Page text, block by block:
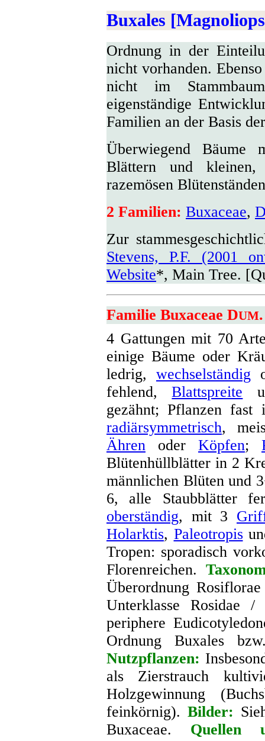
Buxales
Ordnung in der
nicht vorhanden.
nicht im
eigenständige
Familien an der Basis
Überwiegend Bäume
Blättern und
razemösen
2 Familien: Buxaceae,
Zur
Stevens, P.F. (2001
Website*, Main Tree.
Familie Buxaceae DUM
4 Gattungen mit 70
einige Bäume oder
ledrig, wechselständig
fehlend,Blattspreite
gezähnt; Pflanzen
radiärsymmetrisch,
Ähren oder Köpfen;
Blütenhüllblätter in 2
männlichen Blüten und
6, alle Staubblätter
oberständig, mit 3
Holarktis, Paleotropis
Tropen: sporadisch
Florenreichen.
Überordnung
Unterklasse Rosidae
periphere
Ordnung Buxales
Nutzpflanzen:
als Zierstrauch
Holzgewinnung
feinkörnig). Bilder:
Buxaceae. Quellen